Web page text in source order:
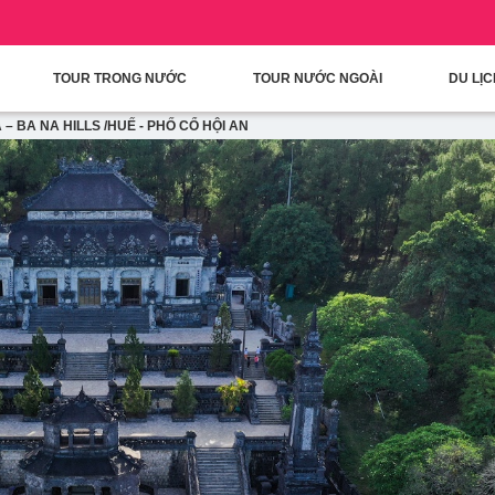
TOUR TRONG NƯỚC TOUR NƯỚC NGOÀI DU
BA NA HILLS /HUẾ - PHỐ CỔ HỘI AN